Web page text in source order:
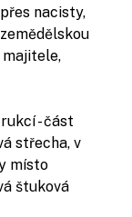
nacisty,
majitele,
- část
střecha, v
místo
štuková